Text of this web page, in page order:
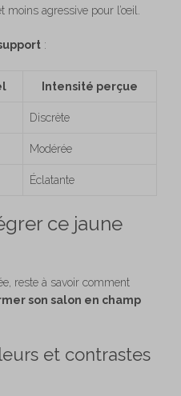
moins agressive pour l’œil.
:
Intensité perçue
Discrète
Modérée
Éclatante
ce jaune
reste à savoir comment
son salon en champ
et contrastes